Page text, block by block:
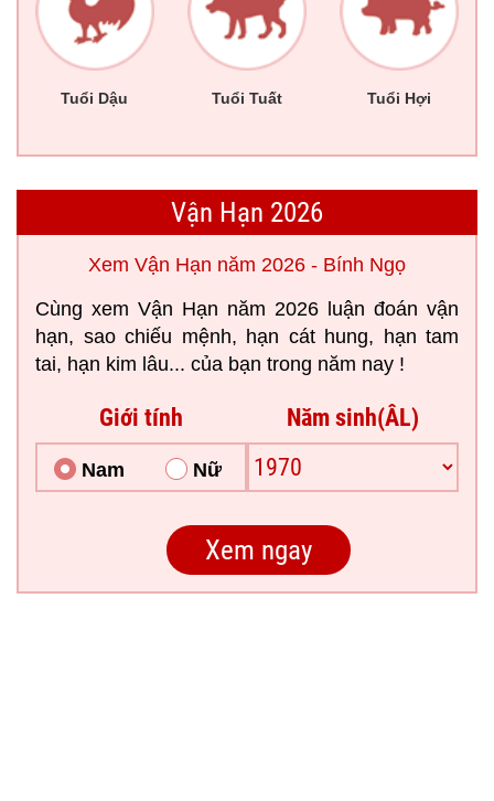
Tuổi Dậu Tuổi Tuất Tuổi Hợi
Vận Hạn 2026
Xem Vận Hạn năm 2026 - Bính Ngọ
Cùng xem Vận Hạn năm 2026 luận đoán vận
hạn, sao chiếu mệnh, hạn cát hung, hạn tam
tai, hạn kim lâu... của bạn trong năm nay !
Giới tính
Nam Nữ
Năm sinh(ÂL)